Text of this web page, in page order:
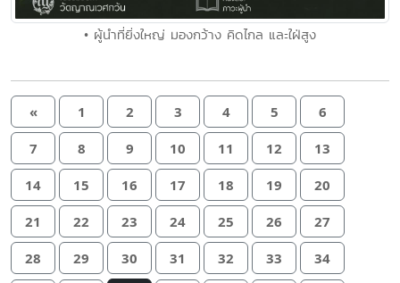
• ผู้นำที่ยิ่งใหญ่ มองกว้าง คิดไกล และใฝ่สูง
« 1 2 3 4 5 6
7 8 9 10 11 12 13
14 15 16 17 18 19 20
21 22 23 24 25 26 27
28 29 30 31 32 33 34